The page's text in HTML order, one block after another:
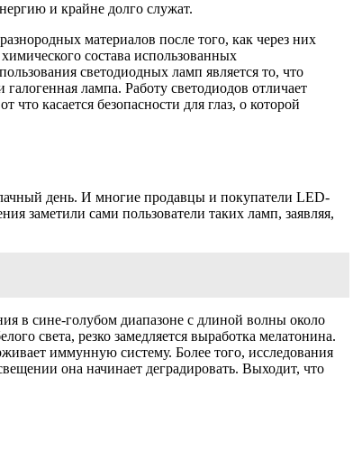
и крайне долго служат.
материалов после того, как через них
состава использованных
светодиодных ламп является то, что
лампа. Работу светодиодов отличает
касается безопасности для глаз, о которой
день. И многие продавцы и покупатели LED-
заметили сами пользователи таких ламп, заявляя,
в сине-голубом диапазоне с длиной волны около
света, резко замедляется выработка мелатонина.
иммунную систему. Более того, исследования
она начинает деградировать. Выходит, что